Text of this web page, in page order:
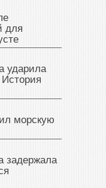
для
ударила
морскую
задержала